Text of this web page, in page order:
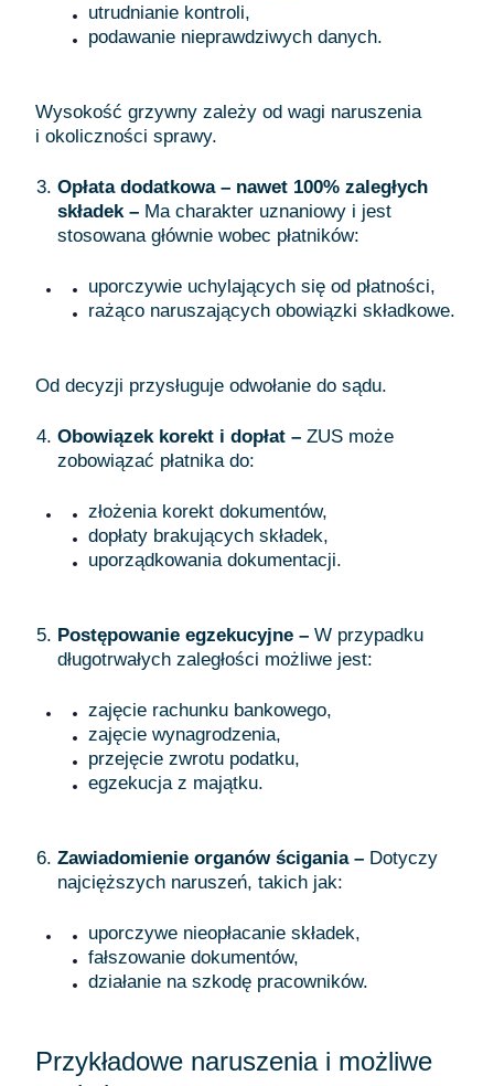
utrudnianie kontroli,
podawanie nieprawdziwych danych.
Wysokość grzywny zależy od wagi naruszenia
i okoliczności sprawy.
Opłata dodatkowa – nawet 100% zaległych
składek – Ma charakter uznaniowy i jest
stosowana głównie wobec płatników:
uporczywie uchylających się od płatności,
rażąco naruszających obowiązki składkowe.
Od decyzji przysługuje odwołanie do sądu.
Obowiązek korekt i dopłat – ZUS może
zobowiązać płatnika do:
złożenia korekt dokumentów,
dopłaty brakujących składek,
uporządkowania dokumentacji.
Postępowanie egzekucyjne – W przypadku
długotrwałych zaległości możliwe jest:
zajęcie rachunku bankowego,
zajęcie wynagrodzenia,
przejęcie zwrotu podatku,
egzekucja z majątku.
Zawiadomienie organów ścigania – Dotyczy
najcięższych naruszeń, takich jak:
uporczywe nieopłacanie składek,
fałszowanie dokumentów,
działanie na szkodę pracowników.
Przykładowe naruszenia i możliwe